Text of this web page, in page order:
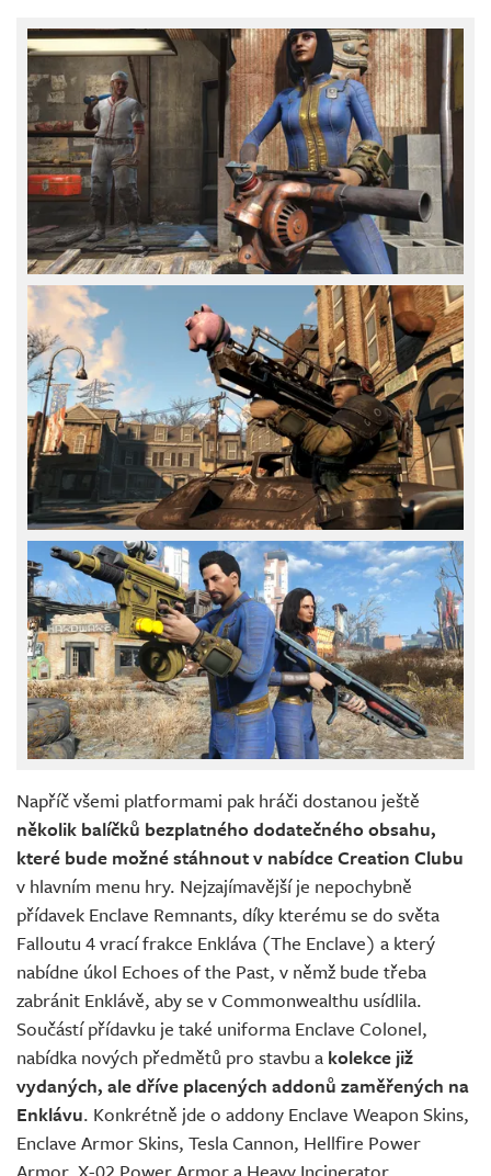
Napříč všemi platformami pak hráči dostanou ještě
několik balíčků bezplatného dodatečného obsahu,
které bude možné stáhnout v nabídce Creation Clubu
v hlavním menu hry. Nejzajímavější je nepochybně
přídavek Enclave Remnants, díky kterému se do světa
Falloutu 4 vrací frakce Enkláva (The Enclave) a který
nabídne úkol Echoes of the Past, v němž bude třeba
zabránit Enklávě, aby se v Commonwealthu usídlila.
Součástí přídavku je také uniforma Enclave Colonel,
nabídka nových předmětů pro stavbu a kolekce již
vydaných, ale dříve placených addonů zaměřených na
Enklávu. Konkrétně jde o addony Enclave Weapon Skins,
Enclave Armor Skins, Tesla Cannon, Hellfire Power